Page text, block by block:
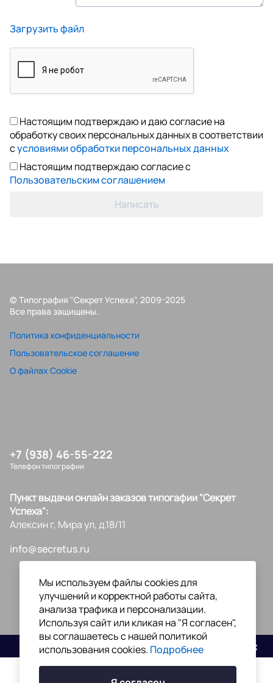
Загрузить файл
Настоящим подтверждаю и даю согласие на
обработку своих персональных данных в соответствии
сусловиями обработки персональных данных
Настоящим подтверждаю согласие с
Пользовательским соглашением
Написать
© Типография "Секрет Успеха", 2009-2025
Все права защищены.
Политика конфиденциальности
Пользовательское соглашение
О файлах Cookie
+7 (938) 46-55-222
Телефон типографии
Пункт выдачи онлайн заказов типогафии "Секрет
Успеха":
Алексин г, Мира ул, д.18/11
info@secretus.ru
Мы используем файлы cookies для
улучшений и корректной работы сайта,
анализа трафика и персонализации.
Используя сайт или кликая на "Я согласен",
вы соглашаетесь с нашей политикой
использования cookies. Подробнее
Разработано